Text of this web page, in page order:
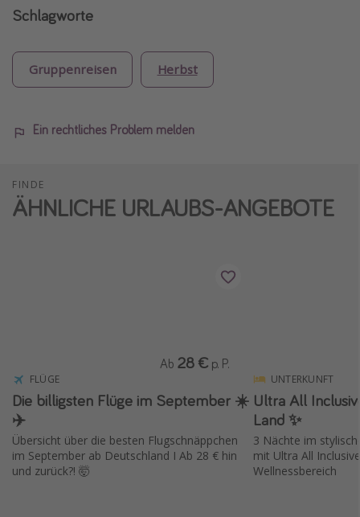
Schlagworte
Gruppenreisen Herbst
Ein rechtliches Problem melden
FINDE
ÄHNLICHE URLAUBS-ANGEBOTE
FLÜGE
Die billigsten Flüge im September ☀️
✈️
Übersicht über die besten Flugschnäppchen
im September ab Deutschland I Ab 28 € hin
und zurück?! 🤯
Ab 28 € p. P.
UNTERKUNFT
Ultra All
Land ✨
3 Nächte im
mit Ultra All
Wellnessbereich